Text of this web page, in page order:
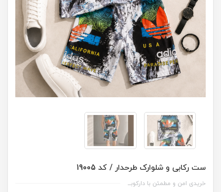
ست رکابی و شلوارک طرحدار / کد 19005
خریدی امن و مطمئن با دارکوبــ